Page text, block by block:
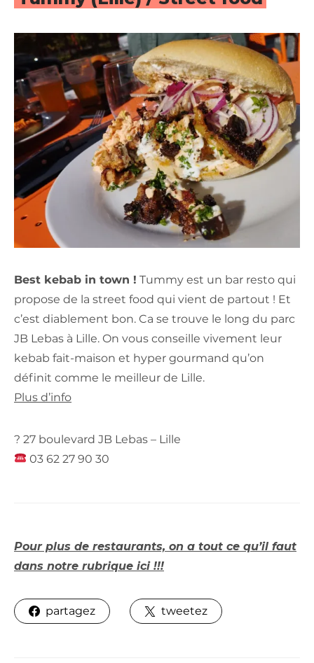
Best kebab in town ! Tummy est un bar resto qui
propose de la street food qui vient de partout ! Et
c’est diablement bon. Ca se trouve le long du parc
JB Lebas à Lille. On vous conseille vivement leur
kebab fait-maison et hyper gourmand qu’on
définit comme le meilleur de Lille.
Plus d’info
? 27 boulevard JB Lebas – Lille
03 62 27 90 30
Pour plus de restaurants, on a tout ce qu’il faut
dans notre rubrique ici !!!
partagez tweetez